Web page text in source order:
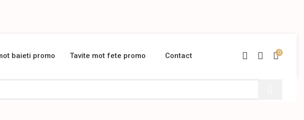
baieti promo Tavite mot fete promo Contact 0